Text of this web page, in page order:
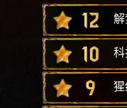
12 解
10 科
9 猩